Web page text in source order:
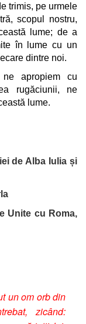
trimis, pe urmele
scopul nostru,
lume; de a
în lume cu un
dintre noi.
apropiem cu
rugăciunii, ne
lume.
de Alba Iulia și
Unite cu Roma,
un om orb din
zicând: